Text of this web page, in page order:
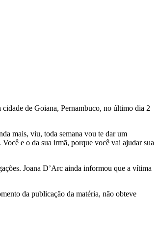
de Goiana, Pernambuco, no último dia 2
mais, viu, toda semana vou te dar um
e o da sua irmã, porque você vai ajudar sua
Joana D’Arc ainda informou que a vítima
da publicação da matéria, não obteve